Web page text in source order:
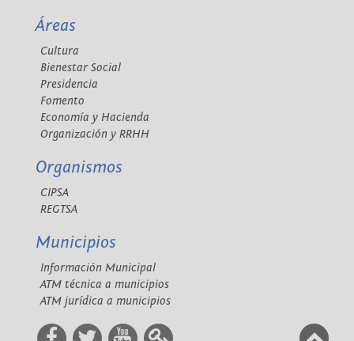
Áreas
Cultura
Bienestar Social
Presidencia
Fomento
Economía y Hacienda
Organización y RRHH
Organismos
CIPSA
REGTSA
Municipios
Información Municipal
ATM técnica a municipios
ATM jurídica a municipios